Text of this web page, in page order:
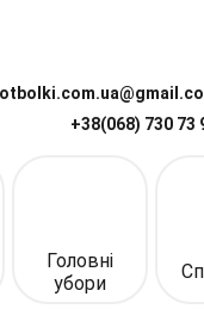
+38(068) 730 73
Головні
убори